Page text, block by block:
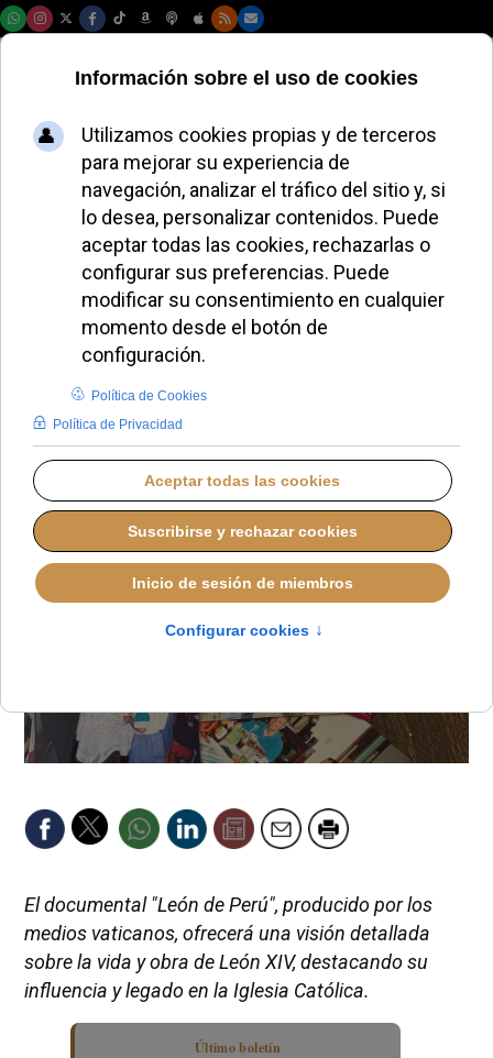
El Vaticano
estrenará el
documental "León
de Perú" el 20 de
junio
El documental "León de Perú", producido por los
medios vaticanos, ofrecerá una visión detallada
sobre la vida y obra de León XIV, destacando su
influencia y legado en la Iglesia Católica.
Último boletín